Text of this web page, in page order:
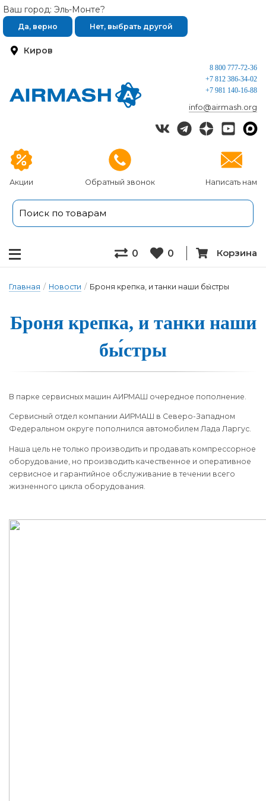
Киров
Ваш город: Эль-Монте?
Да, верно Нет, выбрать другой
Акции Обратный звонок Написать нам
8 800 777-72-36
+7 812 386-34-02
+7 981 140-16-88
info@airmash.org
0 0 Корзина
Главная / Новости / Броня крепка, и танки наши бы́стры
Броня крепка, и тан­ки на­ши
бы́стры
В парке сервисных машин АИРМАШ очередное пополнение.
Сервисный отдел компании АИРМАШ в Северо-Западном
Федеральном округе пополнился автомобилем Лада Ларгус.
Наша цель не только производить и продавать компрессорное
оборудование, но производить качественное и оперативное
сервисное и гарантийное обслуживание в течении всего
жизненного цикла оборудования.